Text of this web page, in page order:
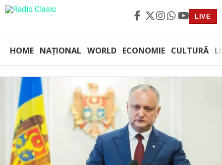
LIVE
HOME NAȚIONAL WORLD ECONOMIE CULTURĂ